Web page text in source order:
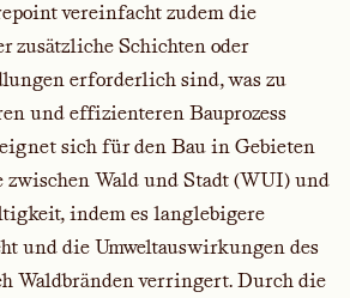
vereinfacht zudem die
zusätzliche Schichten oder
erforderlich sind, was zu
und effizienteren Bauprozess
sich für den Bau in Gebieten
zwischen Wald und Stadt (WUI) und
indem es langlebigere
und die Umweltauswirkungen des
Waldbränden verringert. Durch die